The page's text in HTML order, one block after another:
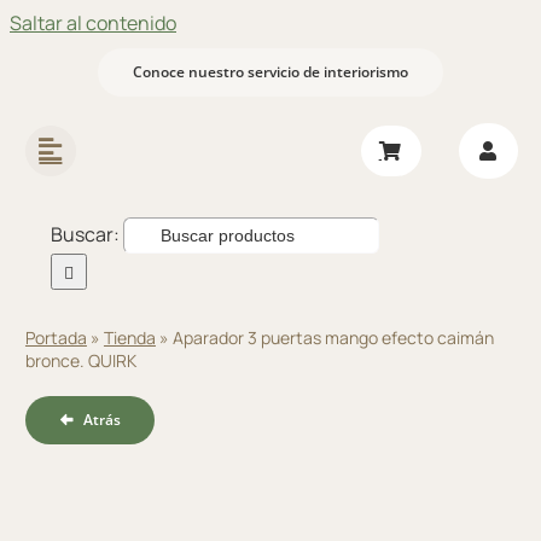
Saltar al contenido
Conoce nuestro servicio de interiorismo
Buscar:
Portada » Tienda » Aparador 3 puertas mango efecto caimán
bronce. QUIRK
Atrás